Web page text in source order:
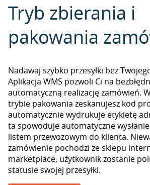
Tryb zbierania i
pakowania
Nadawaj szybko przesyłki bez
Aplikacja WMS pozwoli Ci na
automatyczną realizację zamówień.
trybie pakowania zeskanujesz kod
automatycznie wydrukuje etykietę
ta spowoduje automatyczne
listem przewozowym do klienta.
zamówienie pochodzi ze sklepu
marketplace, użytkownik zostanie
statusie swojej przesyłki.